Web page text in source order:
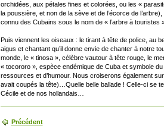
orchidées, aux pétales fines et colorées, ou les «
la poussière, et non de la sève et de l’écorce de
connu des Cubains sous le nom de « l’arbre à touristes
Puis viennent les oiseaux : le tirant à tête de police, au
aigus et chantant qu’il donne envie de chanter à notre
monde, le « tinosa », célèbre vautour à tête rouge, le
« tocororo », espèce endémique de Cuba et symbole
ressources et d’humour. Nous croiserons également
avait coupés la tête)…Quelle belle ballade ! Celle-ci se
Cécile et de nos hollandais…
Précédent